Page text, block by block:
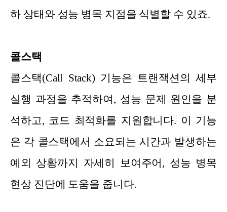
하 상태와 성능 병목 지점을 식별할 수 있죠.
콜스택
콜스택(Call Stack) 기능은 트랜잭션의 세부
실행 과정을 추적하여, 성능 문제 원인을 분
석하고, 코드 최적화를 지원합니다. 이 기능
은 각 콜스택에서 소요되는 시간과 발생하는
예외 상황까지 자세히 보여주어, 성능 병목
현상 진단에 도움을 줍니다.